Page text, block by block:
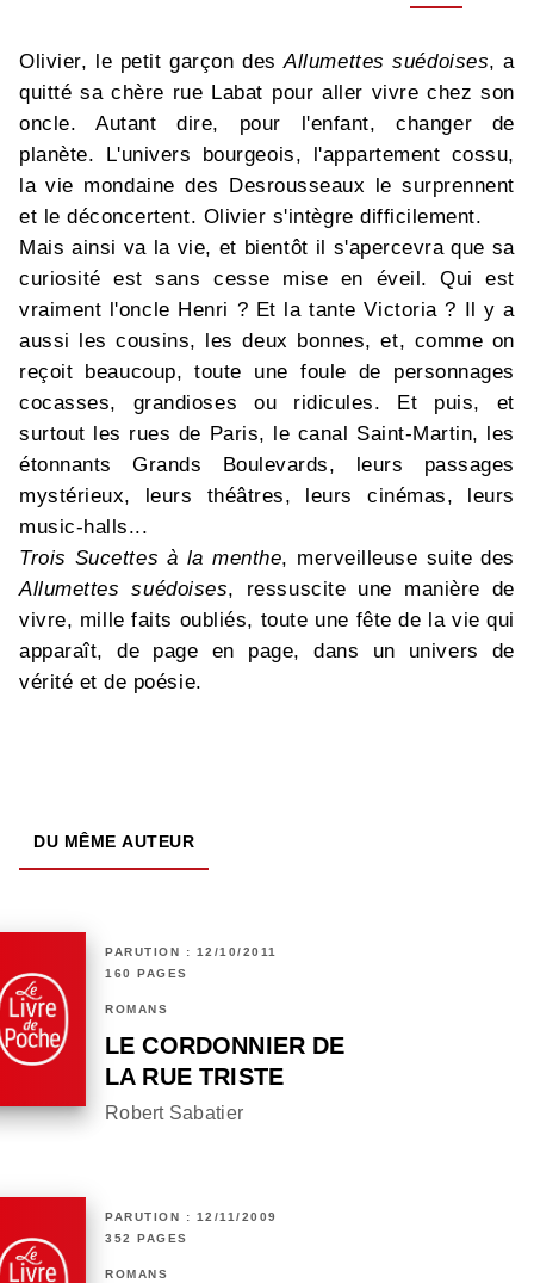
Olivier, le petit garçon desAllumettes suédoises, a
quitté sa chère rue Labat pour aller vivre chez son
oncle. Autant dire, pour l'enfant, changer de
planète. L'univers bourgeois, l'appartement cossu,
la vie mondaine des Desrousseaux le surprennent
et le déconcertent. Olivier s'intègre difficilement.
Mais ainsi va la vie, et bientôt il s'apercevra que sa
curiosité est sans cesse mise en éveil. Qui est
vraiment l'oncle Henri ? Et la tante Victoria ? Il y a
aussi les cousins, les deux bonnes, et, comme on
reçoit beaucoup, toute une foule de personnages
cocasses, grandioses ou ridicules. Et puis, et
surtout les rues de Paris, le canal Saint-Martin, les
étonnants Grands Boulevards, leurs passages
mystérieux, leurs théâtres, leurs cinémas, leurs
music-halls...
Trois Sucettes à la menthe, merveilleuse suite des
Allumettes suédoises, ressuscite une manière de
vivre, mille faits oubliés, toute une fête de la vie qui
apparaît, de page en page, dans un univers de
vérité et de poésie.
DU MÊME AUTEUR
PARUTION : 12/10/2011
160 PAGES
ROMANS
LE CORDONNIER DE
LA RUE TRISTE
Robert Sabatier
PARUTION : 12/11/2009
352 PAGES
ROMANS